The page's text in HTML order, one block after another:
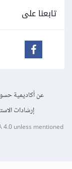
تابعنا على
عن أكاديمية
إرشادات
4.0unless mentioned